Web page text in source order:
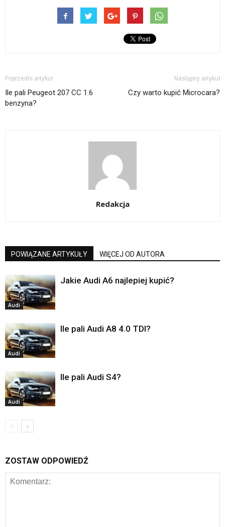
Poprzedni artykuł
Ile pali Peugeot 207 CC 1.6
benzyna?
Następny artykuł
Czy warto kupić Microcara?
Redakcja
POWIĄZANE ARTYKUŁY WIĘCEJ OD AUTORA
Audi
Jakie Audi A6 najlepiej kupić?
Audi
Ile pali Audi A8 4.0 TDI?
Audi
Ile pali Audi S4?
ZOSTAW ODPOWIEDŹ